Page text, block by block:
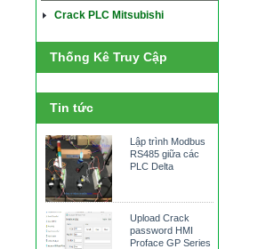
Crack PLC Mitsubishi
Thống Kê Truy Cập
Tin tức
Lập trình Modbus
RS485 giữa các
PLC Delta
Upload Crack
password HMI
Proface GP Series